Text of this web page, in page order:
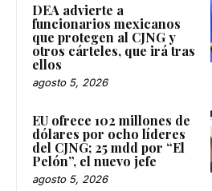
DEA advierte a
funcionarios mexicanos
que protegen al CJNG y
otros cárteles, que irá tras
ellos
agosto 5, 2026
EU ofrece 102 millones de
dólares por ocho líderes
del CJNG; 25 mdd por “El
Pelón”, el nuevo jefe
agosto 5, 2026